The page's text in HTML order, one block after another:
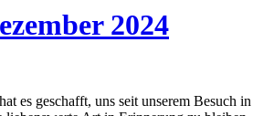
2024
es geschafft, uns seit unserem Besuch in